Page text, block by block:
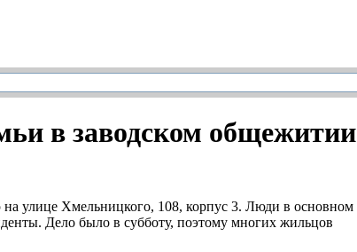
в заводском общежитии
на улице Хмельницкого, 108, корпус 3. Люди в основном
Дело было в субботу, поэтому многих жильцов